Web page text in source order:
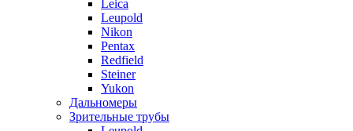
Leica
Leupold
Nikon
Pentax
Redfield
Steiner
Yukon
Дальномеры
Зрительные трубы